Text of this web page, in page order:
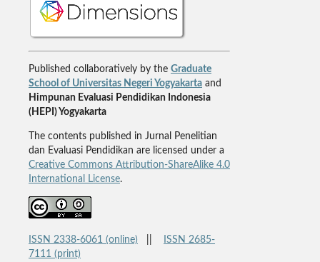
Published collaboratively by the Graduate
School of Universitas Negeri Yogyakartaand
Himpunan Evaluasi Pendidikan Indonesia
(HEPI) Yogyakarta
The contents published in Jurnal Penelitian
dan Evaluasi Pendidikan are licensed under a
Creative Commons Attribution-ShareAlike 4.0
International License.
ISSN 2338-6061 (online)
ISSN 2685-
7111 (print)